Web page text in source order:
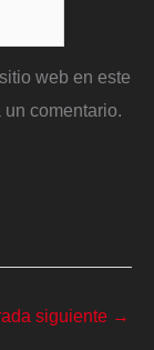
web en este
comentario.
siguiente →